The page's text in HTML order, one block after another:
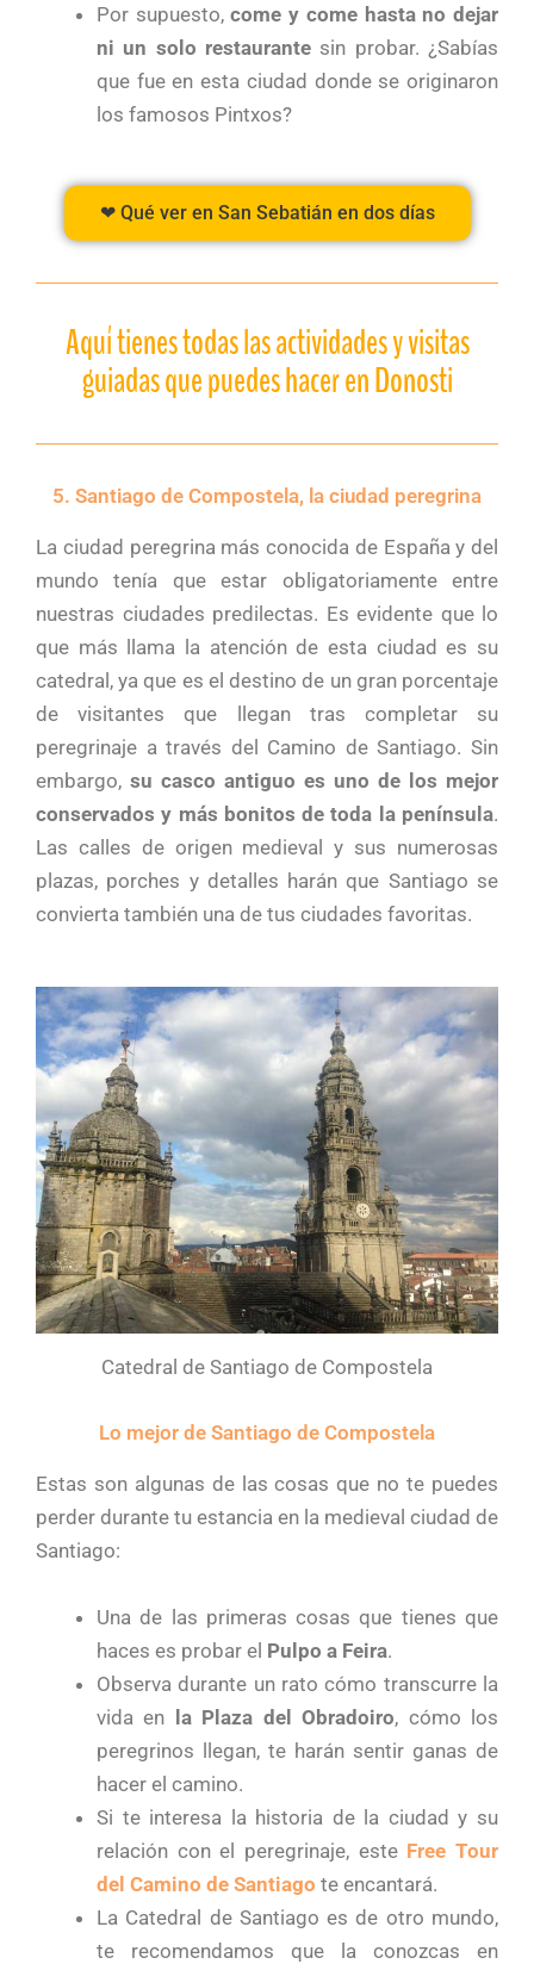
Por supuesto,come y come hasta no dejar
ni un solo restaurante sin probar. ¿Sabías
que fue en esta ciudad donde se originaron
los famosos Pintxos?
❤ Qué ver en San Sebatián en dos días
Aquí tienes todas las actividades y visitas
guiadas que puedes hacer en Donosti
5. Santiago de Compostela, la ciudad peregrina
La ciudad peregrina más conocida de España y del
mundo tenía que estar obligatoriamente entre
nuestras ciudades predilectas. Es evidente que lo
que más llama la atención de esta ciudad es su
catedral, ya que es el destino de un gran porcentaje
de visitantes que llegan tras completar su
peregrinaje a través del Camino de Santiago. Sin
embargo, su casco antiguo es uno de los mejor
conservados y más bonitos de toda la península.
Las calles de origen medieval y sus numerosas
plazas, porches y detalles harán que Santiago se
convierta también una de tus ciudades favoritas.
Catedral de Santiago de Compostela
Lo mejor de Santiago de Compostela
Estas son algunas de las cosas que no te puedes
perder durante tu estancia en la medieval ciudad de
Santiago:
Una de las primeras cosas que tienes que
haces es probar el Pulpo a Feira.
Observa durante un rato cómo transcurre la
vida en la Plaza del Obradoiro, cómo los
peregrinos llegan, te harán sentir ganas de
hacer el camino.
Si te interesa la historia de la ciudad y su
relación con el peregrinaje, este Free Tour
del Camino de Santiago te encantará.
La Catedral de Santiago es de otro mundo,
te recomendamos que la conozcas en